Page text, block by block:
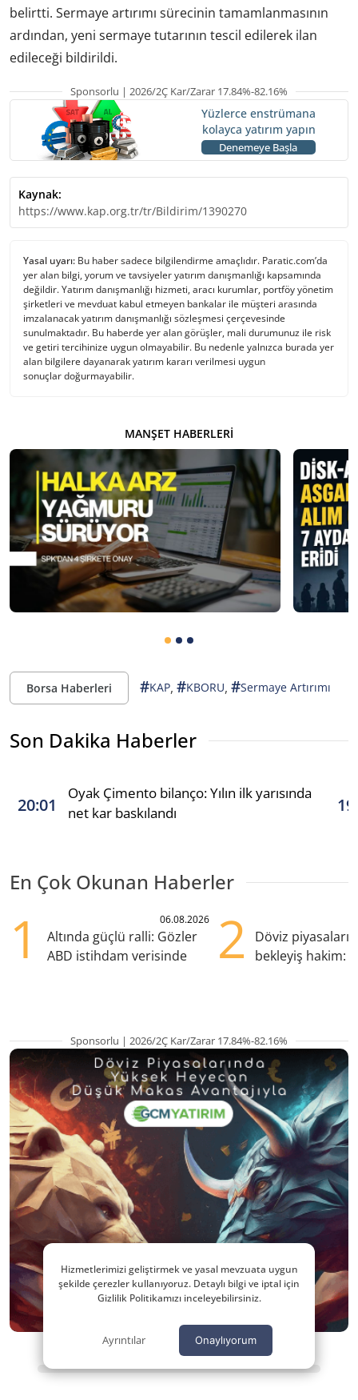
belirtti. Sermaye artırımı sürecinin tamamlanmasının
ardından, yeni sermaye tutarının tescil edilerek ilan
edileceği bildirildi.
Sponsorlu | 2026/2Ç Kar/Zarar 17.84%-82.16%
Yüzlerce enstrümana
kolayca yatırım yapın
Denemeye Başla
Kaynak:
https://www.kap.org.tr/tr/Bildirim/1390270
Yasal uyarı: Bu haber sadece bilgilendirme amaçlıdır. Paratic.com’da
yer alan bilgi, yorum ve tavsiyeler yatırım danışmanlığı kapsamında
değildir. Yatırım danışmanlığı hizmeti, aracı kurumlar, portföy yönetim
şirketleri ve mevduat kabul etmeyen bankalar ile müşteri arasında
imzalanacak yatırım danışmanlığı sözleşmesi çerçevesinde
sunulmaktadır. Bu haberde yer alan görüşler, mali durumunuz ile risk
ve getiri tercihinize uygun olmayabilir. Bu nedenle yalnızca burada yer
alan bilgilere dayanarak yatırım kararı verilmesi uygun
sonuçlar doğurmayabilir.
MANŞET HABERLERI
Borsa Haberleri #KAP, #KBORU, #Sermaye Artırımı
Son Dakika Haberler
20:01
Oyak Çimento bilanço: Yılın ilk yarısında
net kar baskılandı
En Çok Okunan Haberler
1 06.08.2026
Altında güçlü ralli: Gözler
ABD istihdam verisinde
2
Döviz
bekleyiş hakim:
Sponsorlu | 2026/2Ç Kar/Zarar 17.84%-82.16%
Hizmetlerimizi geliştirmek ve yasal mevzuata uygun
şekilde çerezler kullanıyoruz. Detaylı bilgi ve iptal için
Gizlilik Politikamızı inceleyebilirsiniz.
Ayrıntılar Onaylıyorum